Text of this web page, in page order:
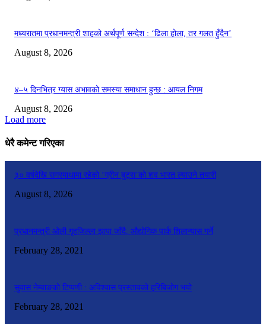
मध्यरातमा प्रधानमन्त्री शाहको अर्थपूर्ण सन्देश : ‘ढिला होला, तर गलत हुँदैन’
August 8, 2026
४–५ दिनभित्र ग्यास अभावको समस्या समाधान हुन्छ : आयल निगम
August 8, 2026
Load more
धेरै कमेन्ट गरिएका
३० वर्षदेखि सगरमाथामा रहेको ‘ग्रीन बुट्स’को शव भारत ल्याउने तयारी
August 8, 2026
प्रधानमन्त्री ओली गृहजिल्ला झापा जाँदै, औद्योगिक पार्क शिलान्यास गर्ने
February 28, 2021
सुवास नेम्वाङको टिप्पणी : अविश्वास प्रस्तावको हरिबिजोग भयो
February 28, 2021